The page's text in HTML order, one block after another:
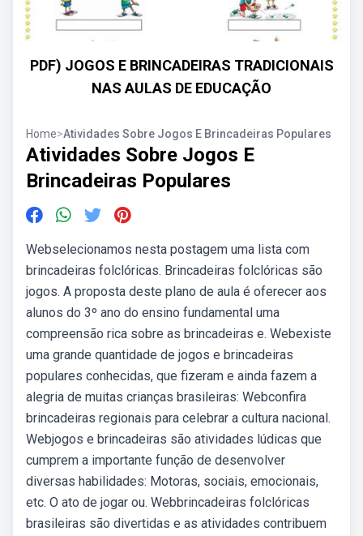
PDF) JOGOS E BRINCADEIRAS TRADICIONAIS
NAS AULAS DE EDUCAÇÃO
Home>Atividades Sobre Jogos E Brincadeiras Populares
Atividades Sobre Jogos E
Brincadeiras Populares
Webselecionamos nesta postagem uma lista com
brincadeiras folclóricas. Brincadeiras folclóricas são
jogos. A proposta deste plano de aula é oferecer aos
alunos do 3º ano do ensino fundamental uma
compreensão rica sobre as brincadeiras e. Webexiste
uma grande quantidade de jogos e brincadeiras
populares conhecidas, que fizeram e ainda fazem a
alegria de muitas crianças brasileiras: Webconfira
brincadeiras regionais para celebrar a cultura nacional.
Webjogos e brincadeiras são atividades lúdicas que
cumprem a importante função de desenvolver
diversas habilidades: Motoras, sociais, emocionais,
etc. O ato de jogar ou. Webbrincadeiras folclóricas
brasileiras são divertidas e as atividades contribuem